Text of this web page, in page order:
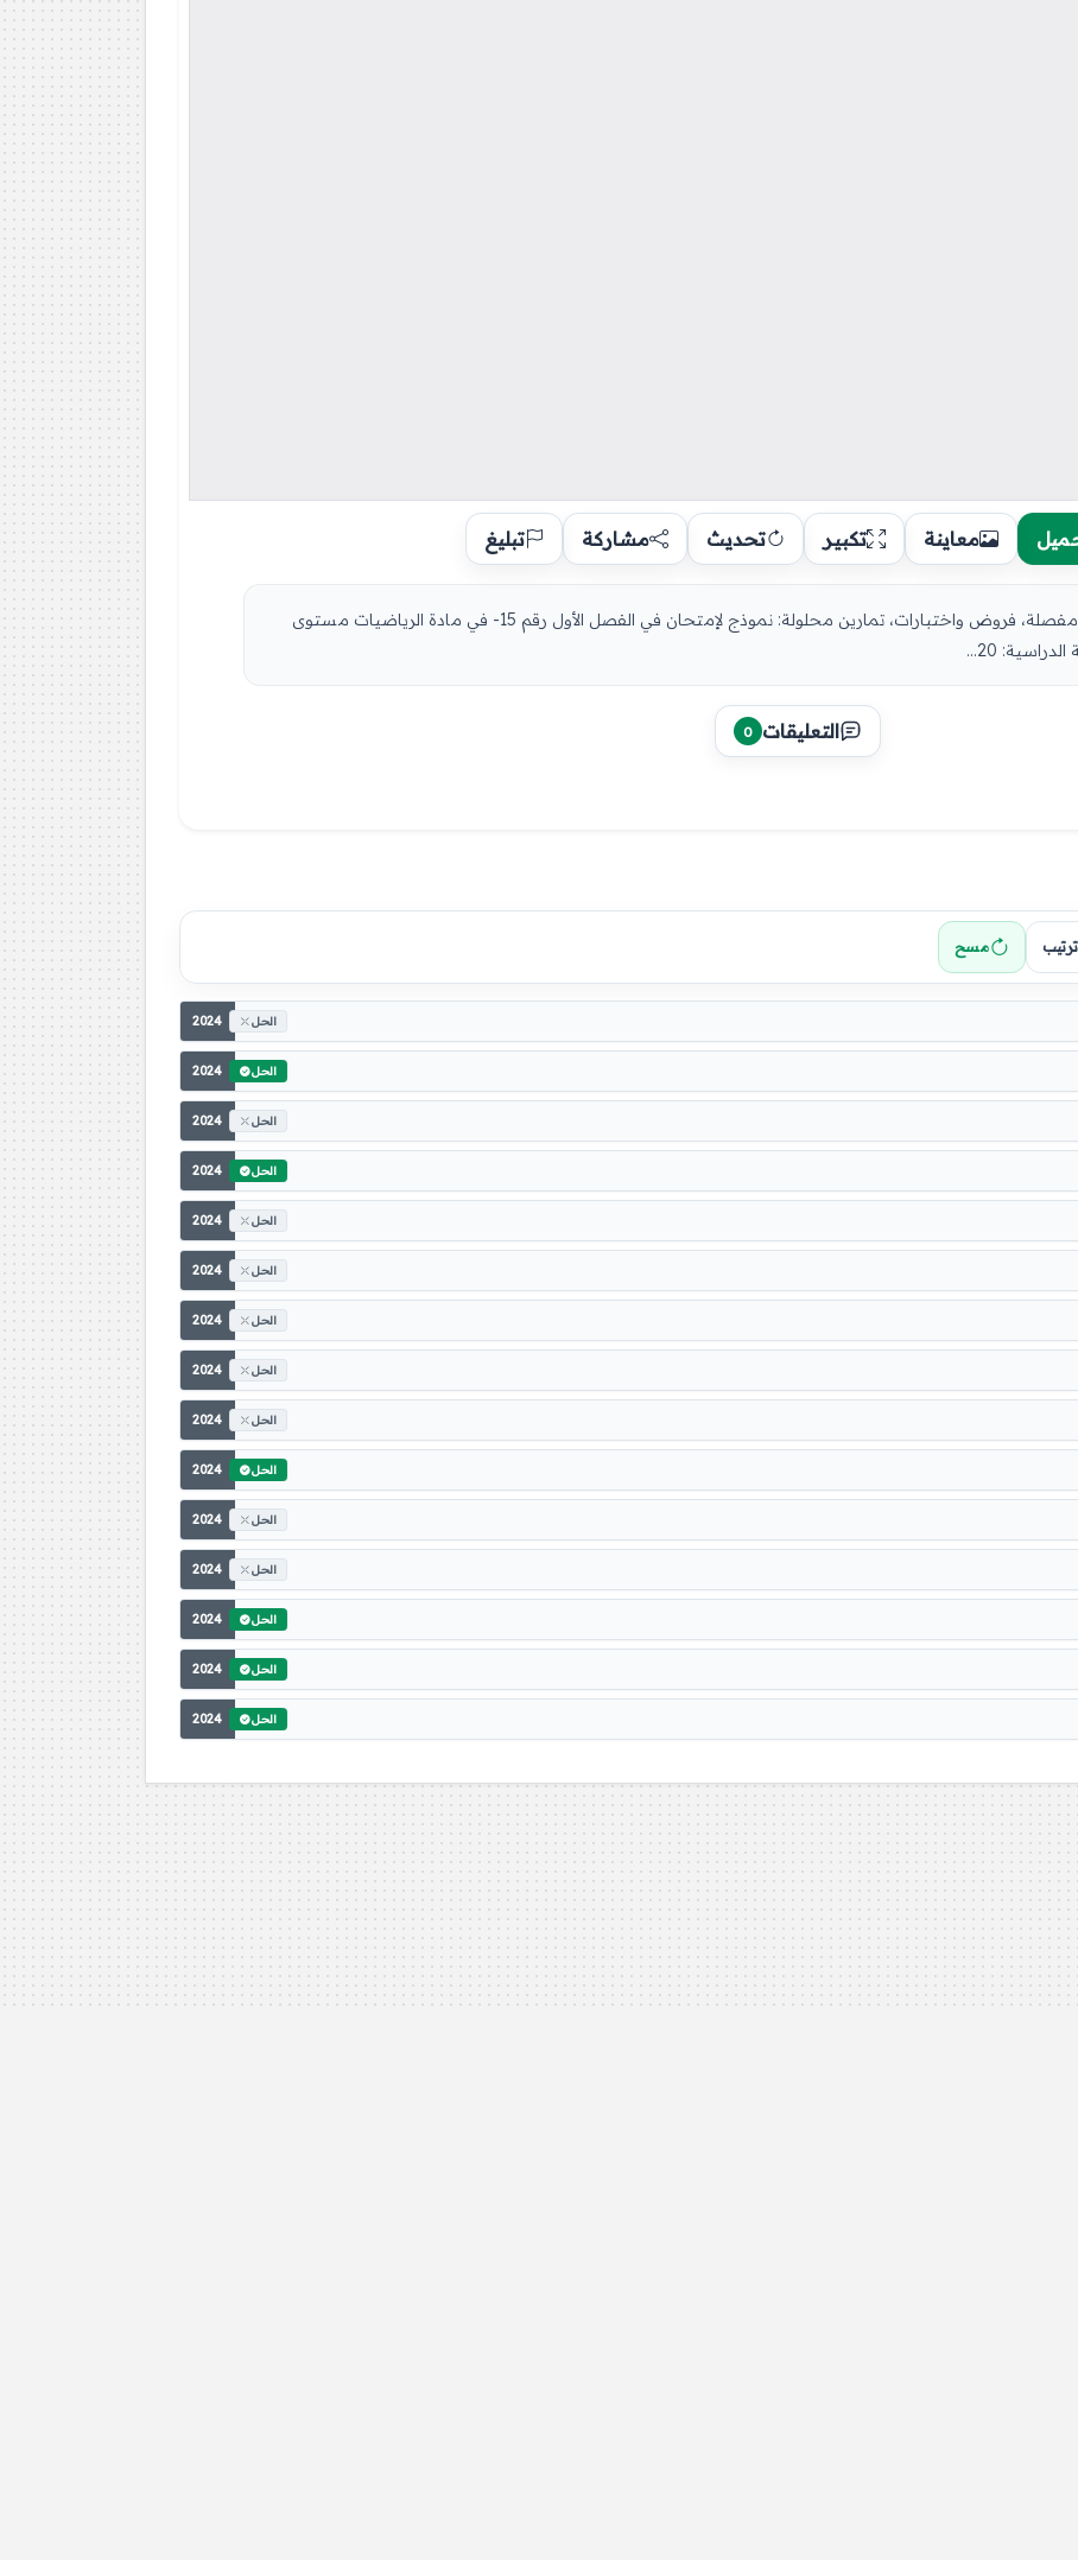
معاينة تكبير تحديث مشاركة تبليغ
مادة الرياضيات للسنة الأولى 1 ثانوي دروس مفصلة، فروض واختبارات، تمارين محلولة: نموذج لإمتحان في الفصل الأول رقم 15- في مادة الرياضيات مستوى
20...
التعليقات 0
ترتيب مسح
2024 الحل
2024 الحل
2024 الحل
2024 الحل
2024 الحل
2024 الحل
2024 الحل
2024 الحل
2024 الحل
2024 الحل
2024 الحل
2024 الحل
2024 الحل
2024 الحل
2024 الحل